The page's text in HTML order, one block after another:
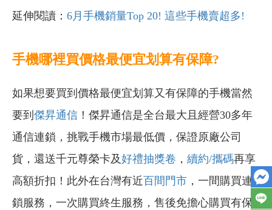
延伸閱讀： 6月手機銷量Top 20! 這些手機賣超多!
手機哪裡買價格最便宜划算有保障?
如果想要買到價格最便宜划算又有保障的手機當然
要到 傑昇通信 ！傑昇通信是全台最大且經營30多年
通信連鎖，挑戰手機市場最低價，保證原廠公司
貨，還送千元尊榮卡及好禮抽獎卷 ， 續約/攜碼再享
高額折扣！此外在台灣有近百間門市 ，一間購買連
鎖服務，一次購買終生服務，售後免擔心購買有保